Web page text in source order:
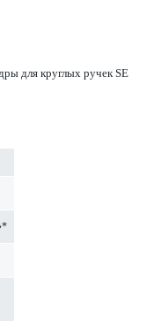
для круглых ручек SE